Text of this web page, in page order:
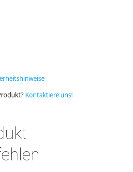
Kontaktiere uns!